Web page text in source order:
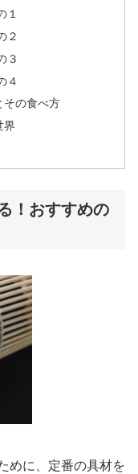
１
２
３
４
その食べ方
界
！おすすめの
めに、定番の具材を